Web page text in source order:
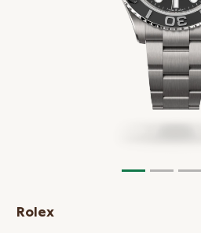
會員
Rolex